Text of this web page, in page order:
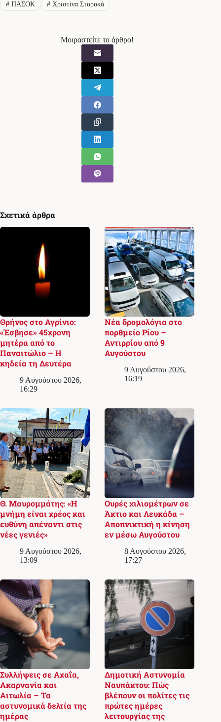
#ΠΑΣΟΚ #Χριστίνα Σταρακά
Μοιραστείτε το άρθρο!
Σχετικά άρθρα
Θρήνος στο Αγρίνιο:
«Έσβησε» 45χρονη
μητέρα από το
Παναιτώλιο – Η
κηδεία τη Δευτέρα
9 Αυγούστου 2026,
16:29
Νέα δρομολόγια στο
πορθμείο Ρίου –
Αντιρρίου από 9
Αυγούστου
9 Αυγούστου 2026,
16:19
Θ. Μαυρομμάτης: «Η
μνήμη είναι χρέος και
ευθύνη απέναντι στις
νέες γενιές»
9 Αυγούστου 2026,
13:09
Ουρές χιλιομέτρων σε
Άκτιο και Λευκάδα –
Αποπνικτική η κίνηση
εν μέσω Αυγούστου
8 Αυγούστου 2026,
17:27
Συλλήψεις σε Αχαΐα,
Ακαρνανία και
Αιτωλία – Τα
αστυνομικά δελτία της
ημέρας
Δημοτική Αστυνομία
Ναυπάκτου: Πώς
βλέπουν οι πολίτες τις
πρώτες ημέρες
λειτουργίας της